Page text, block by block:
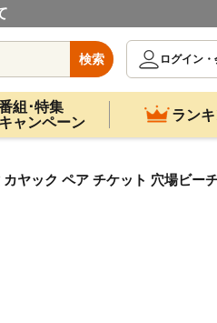
検索
ログイン
組･特集
キャンペーン
ラン
ヤック ペア チケット 穴場ビー